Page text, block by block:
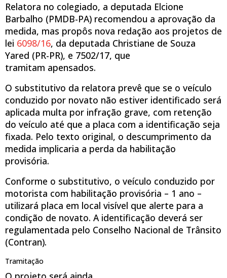
Relatora no colegiado, a deputada Elcione
Barbalho (PMDB-PA) recomendou a aprovação da
medida, mas propôs nova redação aos projetos de
lei 6098/16, da deputada Christiane de Souza
Yared (PR-PR), e 7502/17, que
tramitam apensados.
O substitutivo da relatora prevê que se o veículo
conduzido por novato não estiver identificado será
aplicada multa por infração grave, com retenção
do veículo até que a placa com a identificação seja
fixada. Pelo texto original, o descumprimento da
medida implicaria a perda da habilitação
provisória.
Conforme o substitutivo, o veículo conduzido por
motorista com habilitação provisória – 1 ano –
utilizará placa em local visível que alerte para a
condição de novato. A identificação deverá ser
regulamentada pelo Conselho Nacional de Trânsito
(Contran).
Tramitação